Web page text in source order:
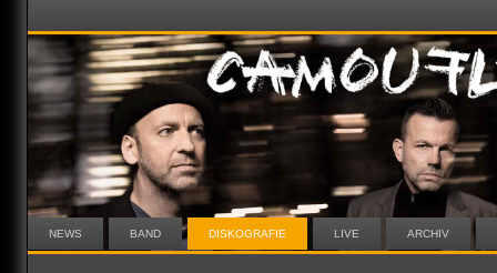
NEWS BAND DISKOGRAFIE LIVE ARCHIV